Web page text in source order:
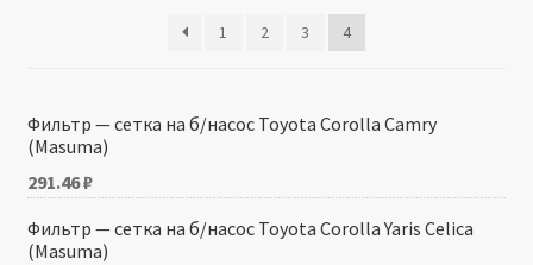
1 2 3 4
Фильтр — сетка на б/насос Toyota Corolla Camry
(Masuma)
291.46₽
Фильтр — сетка на б/насос Toyota Corolla Yaris Celica
(Masuma)